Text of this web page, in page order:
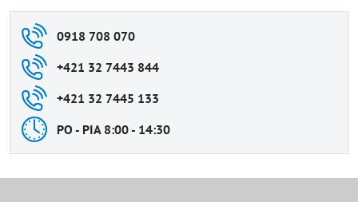
0918 708 070
+421 32 7443 844
+421 32 7445 133
PO - PIA 8:00 - 14:30